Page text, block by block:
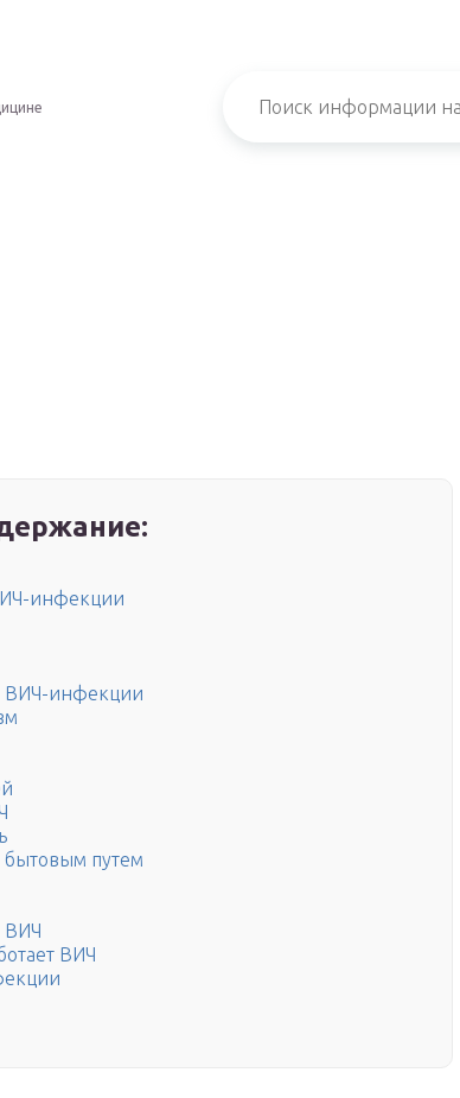
инфекции
ВИЧ-инфекции
бытовым путем
ВИЧ
ВИЧ